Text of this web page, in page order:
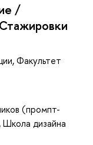
/
, Факультет
(промпт-
, Школа дизайна